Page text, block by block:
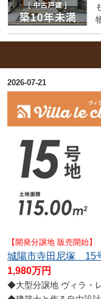
2026-07-21
【開発分譲地 販売開始】
城陽市寺田尼塚 15
1,980万円
◆大型分譲地 ヴィラ・